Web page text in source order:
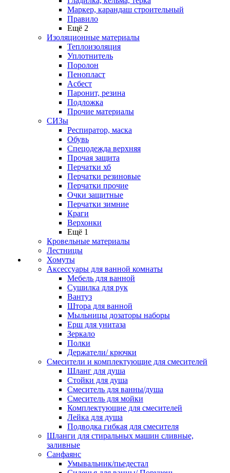
Маркер, карандаш строительный
Правило
Ещё 2
Изоляционные материалы
Теплоизоляция
Уплотнитель
Поролон
Пенопласт
Асбест
Паронит, резина
Подложка
Прочие материалы
СИЗы
Респиратор, маска
Обувь
Спецодежда верхняя
Прочая защита
Перчатки хб
Перчатки резиновые
Перчатки прочие
Очки защитные
Перчатки зимние
Краги
Верхонки
Ещё 1
Кровельные материалы
Лестницы
Хомуты
Аксессуары для ванной комнаты
Мебель для ванной
Сушилка для рук
Вантуз
Штора для ванной
Мыльницы дозаторы наборы
Ерш для унитаза
Зеркало
Полки
Держатели/ крючки
Смесители и комплектующие для смесителей
Шланг для душа
Стойки для душа
Смеситель для ванны/душа
Смеситель для мойки
Комплектующие для смесителей
Лейка для душа
Подводка гибкая для смесителя
Шланги для стиральных машин сливные,
заливные
Санфаянс
Умывальник/пьедестал